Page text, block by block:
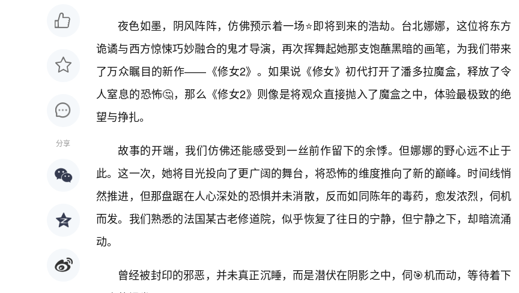
分享
夜色如墨，阴风阵阵，仿佛预示着一场⭐即将到来的浩劫。台北娜娜，这位将东方
诡谲与西方惊悚巧妙融合的鬼才导演，再次挥舞起她那支饱蘸黑暗的画笔，为我们带来
了万众瞩目的新作——《修女2》。如果说《修女》初代打开了潘多拉魔盒，释放了令
人窒息的恐怖🤔，那么《修女2》则像是将观众直接抛入了魔盒之中，体验最极致的绝
望与挣扎。
故事的开端，我们仿佛还能感受到一丝前作留下的余悸。但娜娜的野心远不止于
此。这一次，她将目光投向了更广阔的舞台，将恐怖的维度推向了新的巅峰。时间线悄
然推进，但那盘踞在人心深处的恐惧并未消散，反而如同陈年的毒药，愈发浓烈，伺机
而发。我们熟悉的法国某古老修道院，似乎恢复了往日的宁静，但宁静之下，却暗流涌
动。
曾经被封印的邪恶，并未真正沉睡，而是潜伏在阴影之中，伺🎯机而动，等待着下